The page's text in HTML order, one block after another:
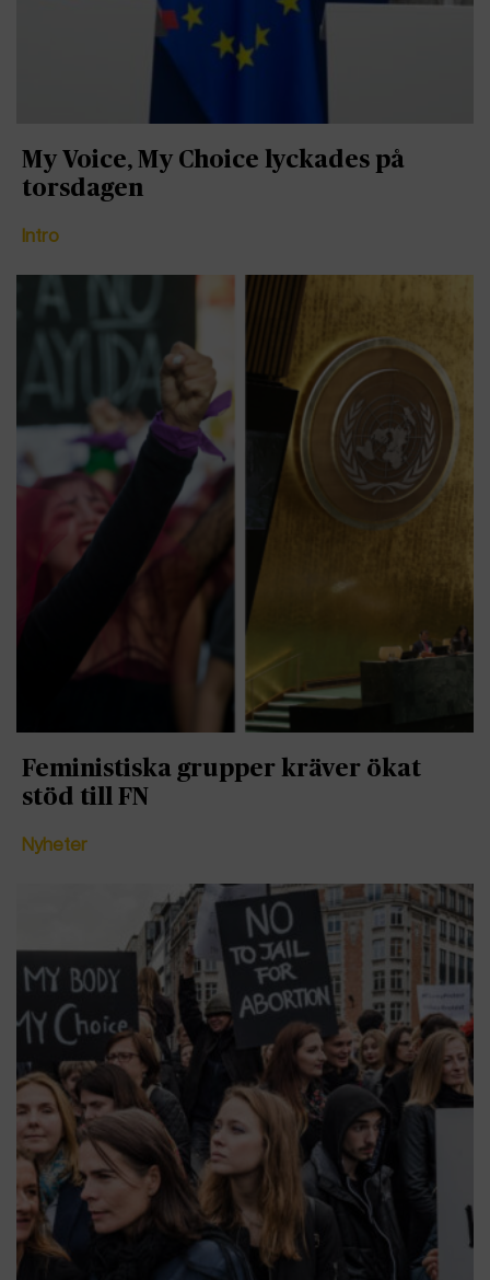
My Voice, My Choice lyckades på
torsdagen
Intro
Feministiska grupper kräver ökat
stöd till FN
Nyheter